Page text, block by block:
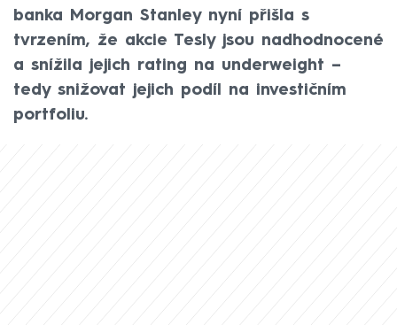
banka Morgan Stanley nyní přišla s
tvrzením, že akcie Tesly jsou nadhodnocené
a snížila jejich rating na underweight –
tedy snižovat jejich podíl na investičním
portfoliu.